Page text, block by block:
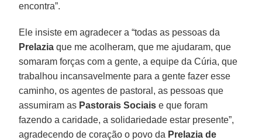
encontra”.
Ele insiste em agradecer a “todas as pessoas da
Prelazia que me acolheram, que me ajudaram, que
somaram forças com a gente, a equipe da Cúria, que
trabalhou incansavelmente para a gente fazer esse
caminho, os agentes de pastoral, as pessoas que
assumiram as Pastorais Sociais e que foram
fazendo a caridade, a solidariedade estar presente”,
agradecendo de coração o povo da Prelazia de